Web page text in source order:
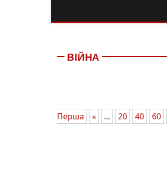
ВІЙНА
Перша
« ... 20 40 60